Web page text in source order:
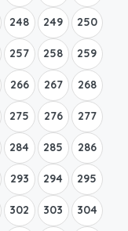
248 249 250
257 258 259
266 267 268
275 276 277
284 285 286
293 294 295
302 303 304